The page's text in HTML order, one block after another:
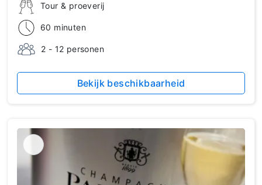
Tour & proeverij
60 minuten
2 - 12 personen
Bekijk beschikbaarheid